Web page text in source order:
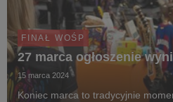
FINAŁ WOŚP
27 marca ogłoszenie
15 marca 2024
Koniec marca to tradycyjnie